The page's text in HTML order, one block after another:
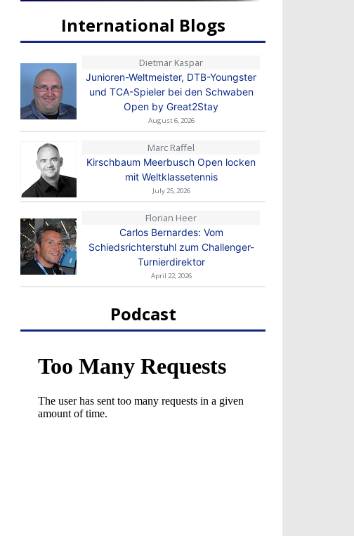
International Blogs
Dietmar Kaspar
Junioren-Weltmeister, DTB-Youngster
und TCA-Spieler bei den Schwaben
Open by Great2Stay
August 6, 2026
Marc Raffel
Kirschbaum Meerbusch Open locken
mit Weltklassetennis
July 25, 2026
Florian Heer
Carlos Bernardes: Vom
Schiedsrichterstuhl zum Challenger-
Turnierdirektor
April 22, 2026
Podcast